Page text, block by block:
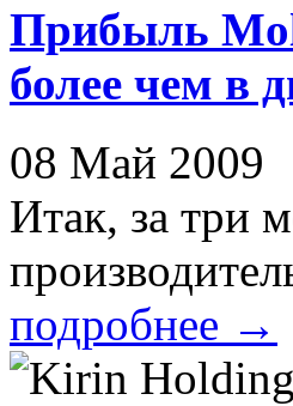
Прибыль
более чем в
08 Май 2009
Итак, за три
подробнее →